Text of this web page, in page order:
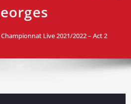
Live 2021/2022 – Act 2